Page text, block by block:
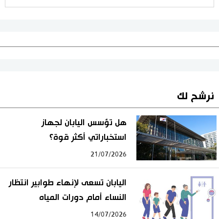
نرشح لك
هل تؤسس اليابان لجهاز
استخباراتي أكثر قوة؟
21/07/2026
اليابان تسعى لإنهاء طوابير انتظار
النساء أمام دورات المياه
14/07/2026